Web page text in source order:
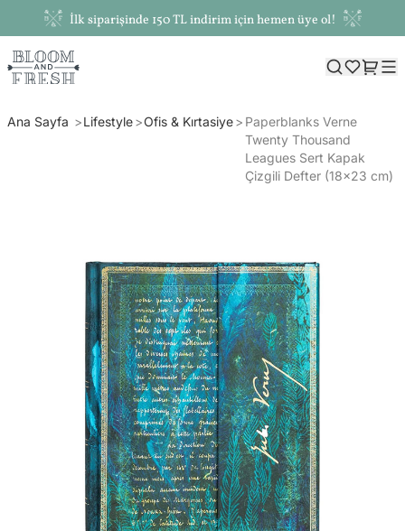
İlk siparişinde 150 TL indirim için hemen üye ol!
Ana Sayfa Lifestyle Ofis & Kırtasiye
Paperblanks Verne
Twenty Thousand
Leagues Sert Kapak
Çizgili Defter (18x23 cm)